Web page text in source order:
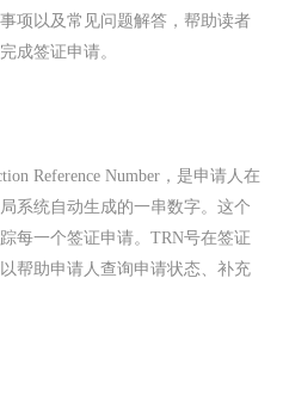
项以及常见问题解答，帮助读者
成签证申请。
Reference Number，是申请人在
系统自动生成的一串数字。这个
每一个签证申请。TRN号在签证
帮助申请人查询申请状态、补充